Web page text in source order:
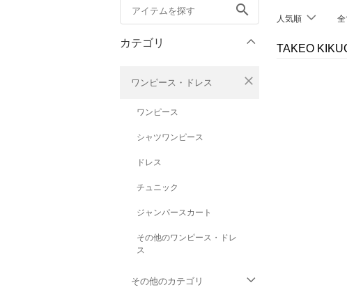
search
カテゴリ
ワンピース・ドレス close
ワンピース
シャツワンピース
ドレス
チュニック
ジャンパースカート
その他のワンピース・ドレ
ス
その他のカテゴリ
人気順
TAKEO